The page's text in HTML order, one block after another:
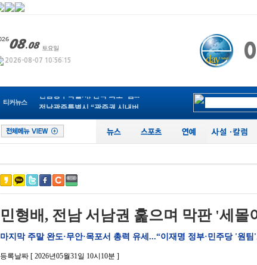
티커뉴스
영광군, 보건소 신축 이전으로 ...
전남광주특별시 “광주권 시내버...
전남광주특별시, ‘영농형태양광...
영광군, 제81회 전국남녀종별농...
민형배, 전남 서남권 훑으며 막판 '세몰
마지막 주말 완도·무안·목포서 총력 유세...“이재명 정부·민주당 '원
등록날짜 [ 2026년05월31일 10시10분 ]